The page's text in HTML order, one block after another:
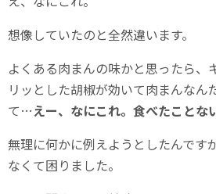
想像していたのと全然違います。
よくある肉まんの味かと思ったら、
リッとした胡椒が効いて肉まんなん
て…えー、なにこれ。食べたことな
無理に何かに例えようとしたんです
なくて困りました。